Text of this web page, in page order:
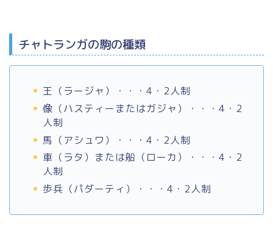
チャトランガの駒の種類
王（ラージャ）・・・4・2人制
像（ハスティーまたはガジャ）・・・4・2
人制
馬（アシュワ）・・・4・2人制
車（ラタ）または船（ローカ）・・・4・2
人制
歩兵（パダーティ）・・・4・2人制